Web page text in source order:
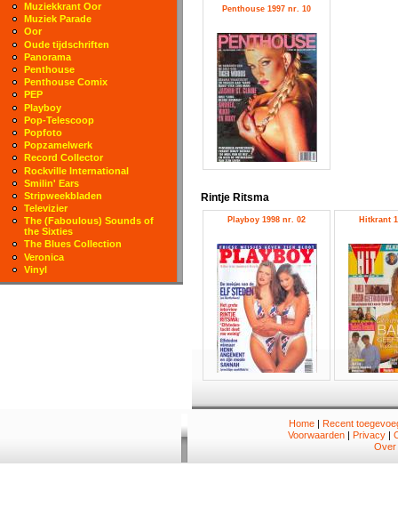
Penthouse 1997 nr. 10
Rintje Ritsma
Playboy 1998 nr. 02 Hitkrant
Muziekkrant Oor
Muziek Parade
Oor
Oude tijdschriften
Panorama
Penthouse
Penthouse Comix
PEP
Playboy
Pop-Telescoop
Popfoto
Popzamelwerk
Record Collector
Rockville International
Smilin' Ears
Stripweekbladen
Televizier
The (Faboulous) Sounds of
the Sixties
The Blues Collection
Veronica
Vinyl
Home| Recent
Voorwaarden | Privacy |
Over